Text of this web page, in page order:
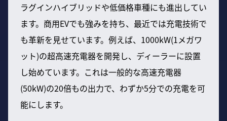
ラグインハイブリッドや低価格車種にも進出してい
ます。商用EVでも強みを持ち、最近では充電技術で
も革新を見せています。例えば、1000kW(1メガワ
ット)の超高速充電器を開発し、ディーラーに設置
し始めています。これは一般的な高速充電器
(50kW)の20倍もの出力で、わずか5分での充電を可
能にします。